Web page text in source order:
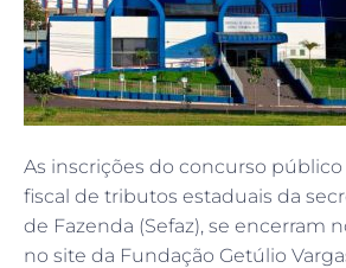
As inscrições do concurso público
fiscal de tributos estaduais da
de Fazenda (Sefaz), se encerram
no site da Fundação Getúlio